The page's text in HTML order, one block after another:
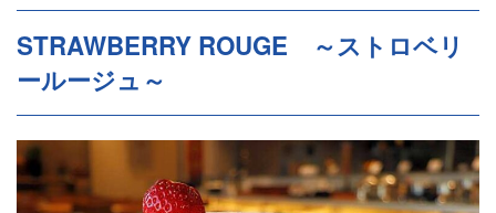
STRAWBERRY ROUGE ～ストロベリ
ールージュ～